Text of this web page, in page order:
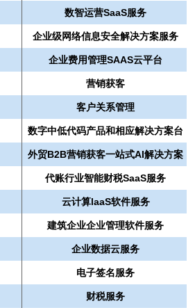
数智运营SaaS服务
企业级网络信息安全解决方案服务
企业费用管理SAAS云平台
营销获客
客户关系管理
数字中低代码产品和相应解决方案台
外贸B2B营销获客一站式AI解决方案
代账行业智能财税SaaS服务
云计算laaS软件服务
建筑企业企业管理软件服务
企业数据云服务
电子签名服务
财税服务